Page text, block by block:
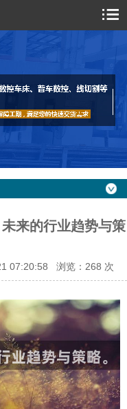
来的行业趋势与策
07:20:58 浏览： 268 次